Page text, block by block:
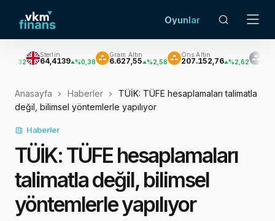
Oyunlar
Sterlin
64,4139 %0,38
Gram Altın
6.627,55 %2,58
Ons Altın
207.152,76 %2,62
Gümüş
3.033,47
Anasayfa Haberler
TÜİK: TÜFE hesaplamaları talimatla
değil, bilimsel yöntemlerle yapılıyor
Haberler
TÜİK: TÜFE hesaplamaları
talimatla değil, bilimsel
yöntemlerle yapılıyor